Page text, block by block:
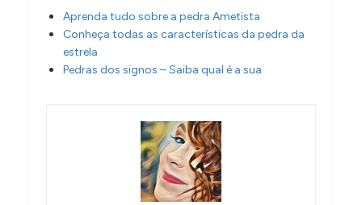
Aprenda tudo sobre a pedra Ametista
Conheça todas as características da pedra da
estrela
Pedras dos signos – Saiba qual é a sua